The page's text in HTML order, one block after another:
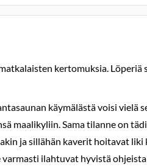
kertomuksia.
käymälästä voisi vielä
maalikyliin. Sama tilanne on
ja sillähän kaverit hoitavat
ilahtuvat hyvistä